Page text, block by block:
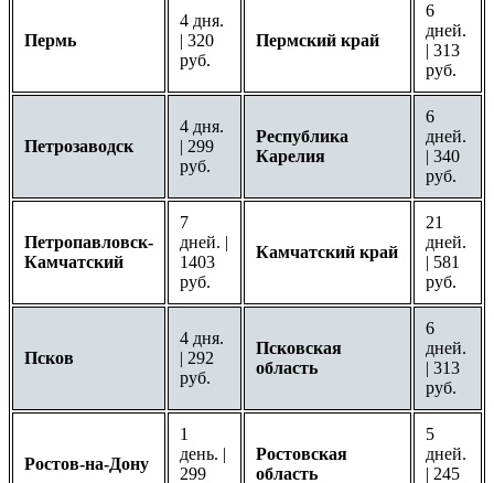
Пермь
4 дня.
| 320
руб.
Пермский край
6
дней.
| 313
руб.
Петрозаводск
4 дня.
| 299
руб.
Республика
Карелия
6
дней.
| 340
руб.
Петропавловск-
Камчатский
7
дней. |
1403
руб.
Камчатский край
21
дней.
| 581
руб.
Псков
4 дня.
| 292
руб.
Псковская
область
6
дней.
| 313
руб.
Ростов-на-Дону
1
день. |
299
Ростовская
область
5
дней.
| 245